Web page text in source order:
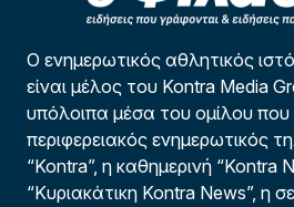
Ο ενημερωτικός αθλητικός
είναι μέλος του Kontra Media
υπόλοιπα μέσα του ομίλου που
περιφερειακός ενημερωτικός
“Kontra”, η καθημερινή “Kontra
“Κυριακάτικη Kontra News”, η